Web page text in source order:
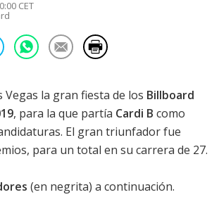
CET
Vegas la gran fiesta de los Billboard
, para la que partía Cardi B como
El gran triunfador fue
para un total en su carrera de 27.
(en negrita) a continuación.